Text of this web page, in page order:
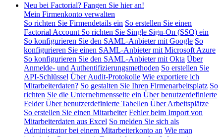
Neu bei Factorial? Fangen Sie hier an!
Mein Firmenkonto verwalten
So richten Sie Firmendetails ein So erstellen Sie einen
Factorial Account So richten Sie Single Sign-On (SSO) ein
So konfigurieren Sie den SAML-Anbieter mit Google So
konfigurieren Sie einen SAML-Anbieter mit Microsoft Azure
So konfigurieren Sie den SAML-Anbieter mit Okta Über
Anmelde- und Authentifizierungsmethoden So erstellen Sie
API-Schlüssel Über Audit-Protokolle Wie exportiere ich
Mitarbeiterdaten? So gestalten Sie Ihren Firmenarbeitsplatz So
richten Sie die Unternehmensseite ein Über benutzerdefinierte
Felder Über benutzerdefinierte Tabellen Über Arbeitsplätze
So erstellen Sie einen Mitarbeiter Fehler beim Import von
Mitarbeiterdaten aus Excel So melden Sie sich als
Administrator bei einem Mitarbeiterkonto an Wie man